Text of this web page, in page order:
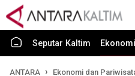
Seputar Kaltim
ANTARA Ekonomi dan